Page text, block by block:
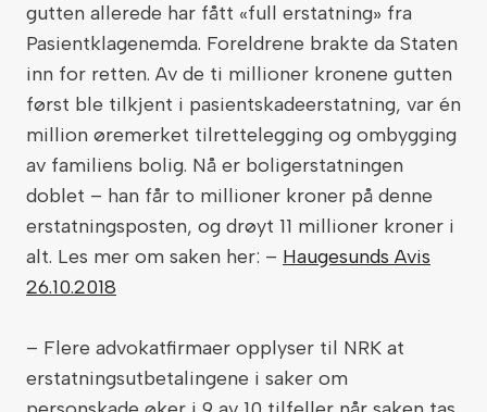
gutten allerede har fått «full erstatning» fra
Pasientklagenemda. Foreldrene brakte da Staten
inn for retten. Av de ti millioner kronene gutten
først ble tilkjent i pasientskadeerstatning, var én
million øremerket tilrettelegging og ombygging
av familiens bolig. Nå er boligerstatningen
doblet – han får to millioner kroner på denne
erstatningsposten, og drøyt 11 millioner kroner i
alt. Les mer om saken her: – Haugesunds Avis
26.10.2018
– Flere advokatfirmaer opplyser til NRK at
erstatningsutbetalingene i saker om